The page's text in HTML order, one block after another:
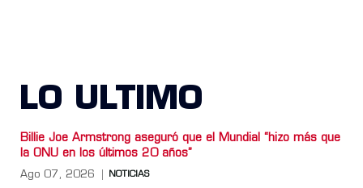
LO ULTIMO
Billie Joe Armstrong aseguró que el Mundial “hizo más que
la ONU en los últimos 20 años”
Ago 07, 2026 NOTICIAS